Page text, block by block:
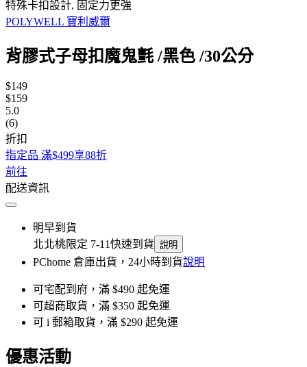
特殊卡扣設計, 固定力更強
POLYWELL 寶利威爾
背膠式子母扣魔鬼氈 /黑色 /30公分
$149
$159
5.0
(6)
折扣
指定品 滿$499享88折
前往
配送資訊
明早到貨
北北桃限定 7-11快速到貨 說明
PChome 倉庫出貨，24小時到貨說明
可宅配到府，滿 $490 起免運
可超商取貨，滿 $350 起免運
可 i 郵箱取貨，滿 $290 起免運
優惠活動